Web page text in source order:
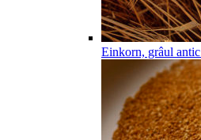
Einkorn, grâul